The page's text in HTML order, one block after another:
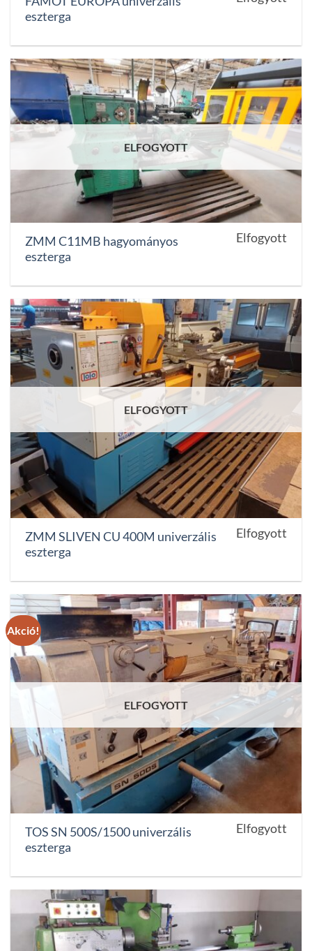
eszterga
ELFOGYOTT
ZMM C11MB hagyományos
eszterga
Elfogyott
ELFOGYOTT
ZMM SLIVEN CU 400M univerzális
eszterga
Elfogyott
Akció!
ELFOGYOTT
TOS SN 500S/1500 univerzális
eszterga
Elfogyott